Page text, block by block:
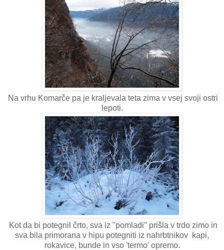
Na vrhu Komarče pa je kraljevala teta zima v vsej svoji ostri
lepoti.
Kot da bi potegnil črto, sva iz "pomladi" prišla v trdo zimo in
sva bila primorana v hipu potegniti iz nahrbtnikov kapi,
rokavice, bunde in vso 'termo' opremo.